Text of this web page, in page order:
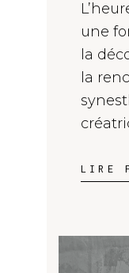
une
la
la
LIRE